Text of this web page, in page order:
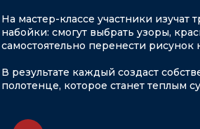
На мастер-классе участники
набойки: смогут выбрать узоры,
самостоятельно перенести рисунок
В результате каждый создаст
полотенце, которое станет теплым